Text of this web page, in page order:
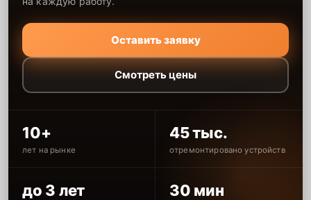
Оставить заявку
Смотреть цены
10+
лет на рынке
45 тыс.
отремонтировано устройств
до 3 лет 30 мин